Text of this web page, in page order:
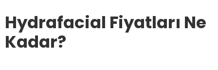
Hydrafacial Fiyatları Ne
Kadar?